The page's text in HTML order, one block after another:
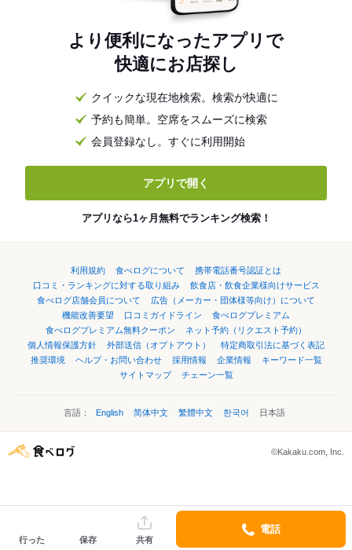
より便利になったアプリで
快適にお店探し
クイックな現在地検索。検索が快適に
予約も簡単。空席をスムーズに検索
会員登録なし。すぐに利用開始
アプリで開く
アプリなら1ヶ月無料でランキング検索！
利用規約 食べログについて
携帯電話番号認証とは
口コミ・ランキングに対する取り組み
飲食店・飲食企業様向けサービス
食べログ店舗会員について
広告（メーカー・団体様等向け）について
機能改善要望
口コミガイドライン
食べログプレミアム
食べログプレミアム無料クーポン
ネット予約（リクエスト予約）
個人情報保護方針
外部送信（オプトアウト）
特定商取引法に基づく表記
推奨環境
ヘルプ・お問い合わせ 採用情報 企業情報
キーワード一覧
サイトマップ
チェーン一覧
言語： English 简体中文 繁體中文 한국어 日本語
©Kakaku.com, Inc.
行った 保存 共有
電話